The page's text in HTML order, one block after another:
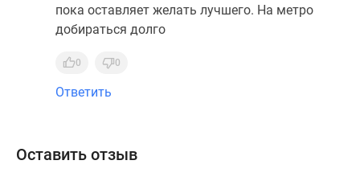
пока оставляет желать лучшего. На метро
добираться долго
0 0
Ответить
Оставить отзыв